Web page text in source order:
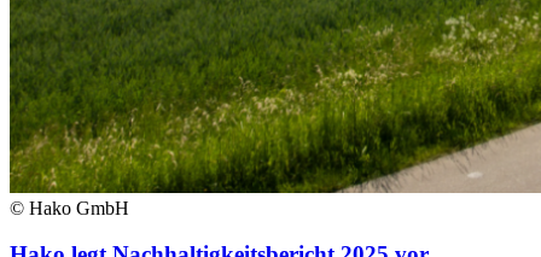
© Hako GmbH